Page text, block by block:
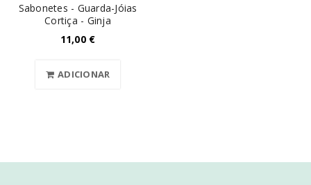
Sabonetes - Guarda-Jóias
Cortiça - Ginja
11,00 €
ADICIONAR